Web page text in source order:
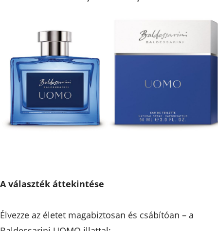
A választék áttekintése
Élvezze az életet magabiztosan és csábítóan – a